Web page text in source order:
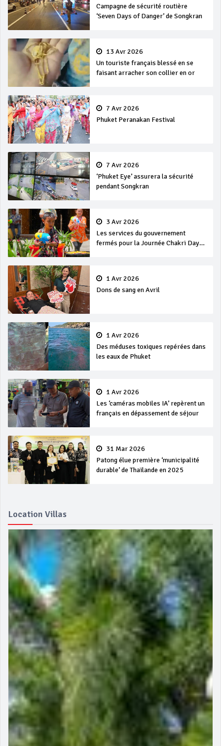
Campagne de sécurité routière
‘Seven Days of Danger’ de Songkran
13 Avr 2026
Un touriste français blessé en se
faisant arracher son collier en or
7 Avr 2026
Phuket Peranakan Festival
7 Avr 2026
‘Phuket Eye’ assurera la sécurité
pendant Songkran
3 Avr 2026
Les services du gouvernement
fermés pour la Journée Chakri Day
1 Avr 2026
Dons de sang en Avril
1 Avr 2026
Des méduses toxiques repérées dans
les eaux de Phuket
1 Avr 2026
Les ‘caméras mobiles IA’ repèrent un
français en dépassement de séjour
31 Mar 2026
Patong élue première ‘municipalité
durable’ de Thaïlande en 2025
Location Villas